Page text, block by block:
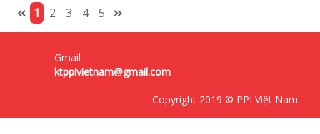
1 2 3 4 5
Gmail
ktppivietnam@gmail.com
Copyright 2019 © PPI Việt Nam